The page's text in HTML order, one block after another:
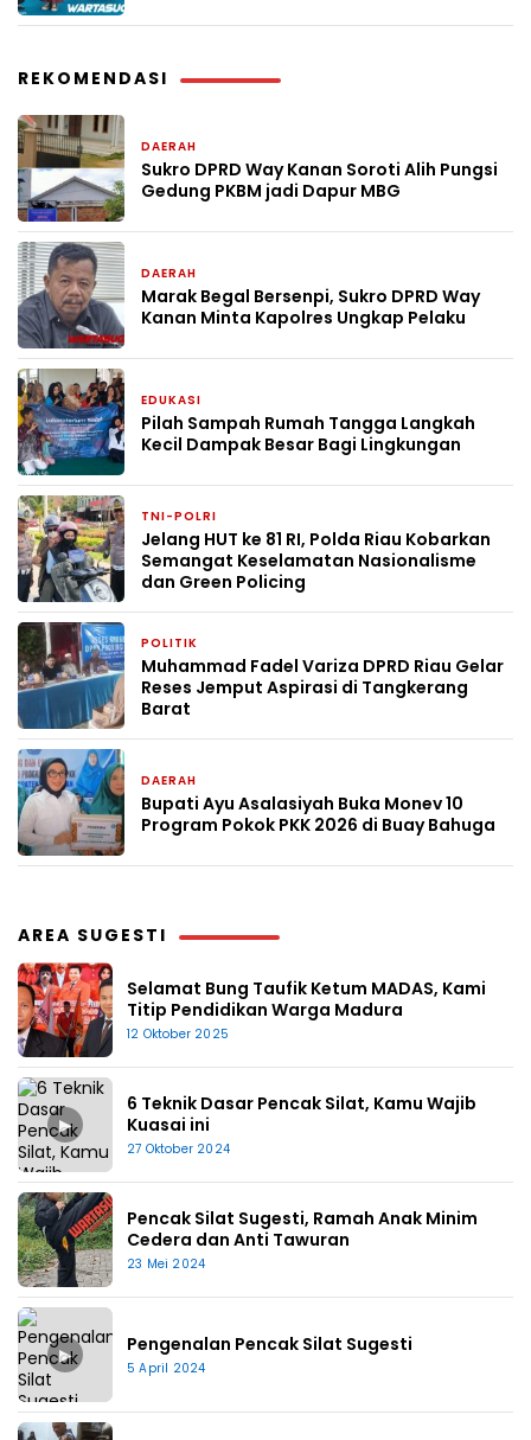
REKOMENDASI
DAERAH
Sukro DPRD Way Kanan Soroti Alih Pungsi
Gedung PKBM jadi Dapur MBG
DAERAH
Marak Begal Bersenpi, Sukro DPRD Way
Kanan Minta Kapolres Ungkap Pelaku
EDUKASI
Pilah Sampah Rumah Tangga Langkah
Kecil Dampak Besar Bagi Lingkungan
TNI-POLRI
Jelang HUT ke 81 RI, Polda Riau Kobarkan
Semangat Keselamatan Nasionalisme
dan Green Policing
POLITIK
Muhammad Fadel Variza DPRD Riau Gelar
Reses Jemput Aspirasi di Tangkerang
Barat
DAERAH
Bupati Ayu Asalasiyah Buka Monev 10
Program Pokok PKK 2026 di Buay Bahuga
AREA SUGESTI
Selamat Bung Taufik Ketum MADAS, Kami
Titip Pendidikan Warga Madura
12 Oktober 2025
▶
6 Teknik Dasar Pencak Silat, Kamu Wajib
Kuasai ini
27 Oktober 2024
Pencak Silat Sugesti, Ramah Anak Minim
Cedera dan Anti Tawuran
23 Mei 2024
▶ Pengenalan Pencak Silat Sugesti
5 April 2024